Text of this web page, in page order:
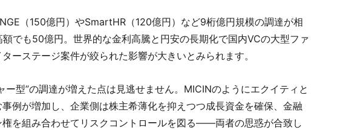
（150億円）やSmartHR（120億円）など9桁億円規模の調達が相
でも50億円。世界的な金利高騰と円安の長期化で国内VCの大型ファ
ーステージ案件が絞られた影響が大きいとみられます。
ー型”の調達が増えた点は見逃せません。MICINのようにエクイティと
例が増加し、企業側は株主希薄化を抑えつつ成長資金を確保、金融
を組み合わせてリスクコントロールを図る――両者の思惑が合致し